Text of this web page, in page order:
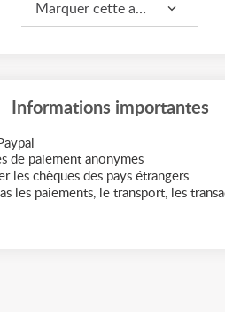
Marquer cette annonce comme...
Informations importantes
de paiement anonymes
les chèques des pays étrangers
les paiements, le transport, les